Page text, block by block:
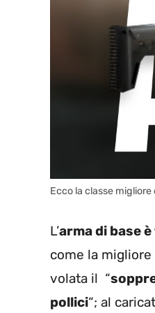
Ecco la classe
L’arma di base
come la
volata il “
pollici“; al